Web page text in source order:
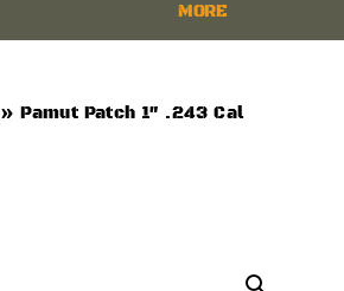
MORE
»Pamut Patch 1″ .243 Cal